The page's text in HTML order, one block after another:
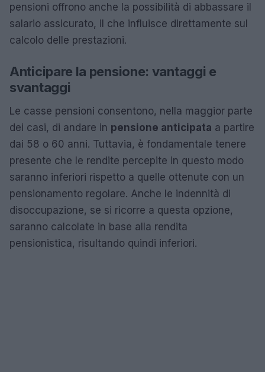
pensioni offrono anche la possibilità di abbassare il
salario assicurato, il che influisce direttamente sul
calcolo delle prestazioni.
Anticipare la pensione: vantaggi e
svantaggi
Le casse pensioni consentono, nella maggior parte
dei casi, di andare in pensione anticipata a partire
dai 58 o 60 anni. Tuttavia, è fondamentale tenere
presente che le rendite percepite in questo modo
saranno inferiori rispetto a quelle ottenute con un
pensionamento regolare. Anche le indennità di
disoccupazione, se si ricorre a questa opzione,
saranno calcolate in base alla rendita
pensionistica, risultando quindi inferiori.